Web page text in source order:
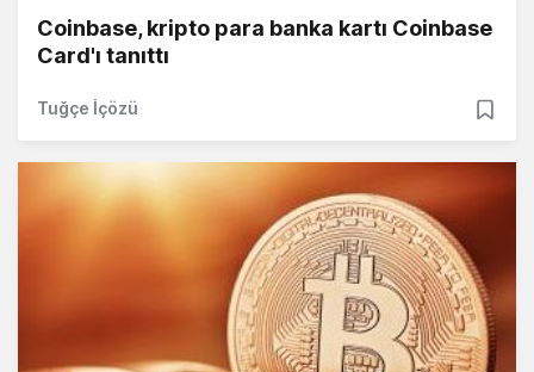
Coinbase, kripto para banka kartı Coinbase
Card'ı tanıttı
Tuğçe İçözü